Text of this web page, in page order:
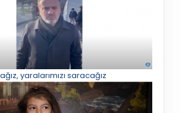
yaralarımızı saracağız